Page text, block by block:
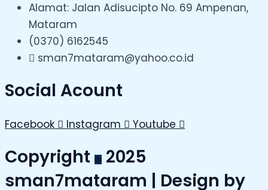
Alamat: Jalan Adisucipto No. 69 Ampenan,
Mataram
(0370) 6162545
sman7mataram@yahoo.co.id
Social Acount
Facebook Instagram Youtube
Copyright © 2025
sman7mataram | Design by